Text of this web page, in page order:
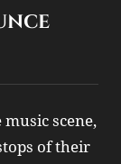
scene,
of their